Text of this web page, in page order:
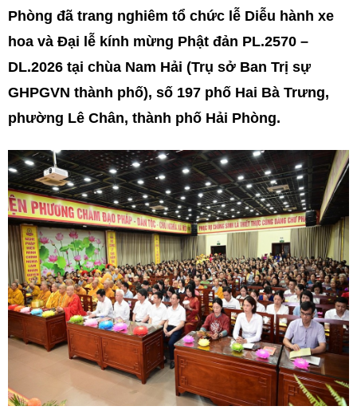
Phòng đã trang nghiêm tổ chức lễ Diễu hành xe
hoa và Đại lễ kính mừng Phật đản PL.2570 –
DL.2026 tại chùa Nam Hải (Trụ sở Ban Trị sự
GHPGVN thành phố), số 197 phố Hai Bà Trưng,
phường Lê Chân, thành phố Hải Phòng.